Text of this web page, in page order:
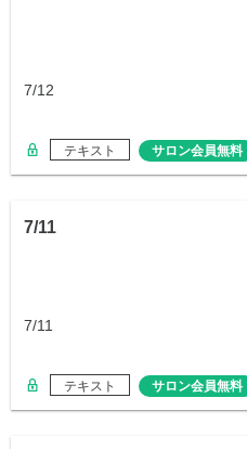
7/12
テキスト サロン会員無料
7/11
7/11
テキスト サロン会員無料